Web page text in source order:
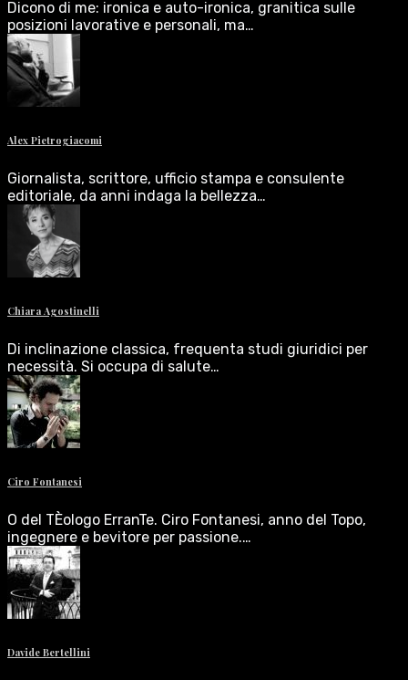
Dicono di me: ironica e auto-ironica, granitica sulle
posizioni lavorative e personali, ma…
Alex Pietrogiacomi
Giornalista, scrittore, ufficio stampa e consulente
editoriale, da anni indaga la bellezza…
Chiara Agostinelli
Di inclinazione classica, frequenta studi giuridici per
necessità. Si occupa di salute…
Ciro Fontanesi
O del TÈologo ErranTe. Ciro Fontanesi, anno del Topo,
ingegnere e bevitore per passione.…
Davide Bertellini